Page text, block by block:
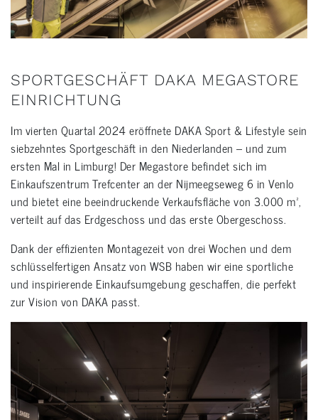
SPORTGESCHÄFT DAKA MEGASTORE
EINRICHTUNG
Im vierten Quartal 2024 eröffnete DAKA Sport & Lifestyle sein
siebzehntes Sportgeschäft in den Niederlanden – und zum
ersten Mal in Limburg! Der Megastore befindet sich im
Einkaufszentrum Trefcenter an der Nijmeegseweg 6 in Venlo
und bietet eine beeindruckende Verkaufsfläche von 3.000 m²,
verteilt auf das Erdgeschoss und das erste Obergeschoss.
Dank der effizienten Montagezeit von drei Wochen und dem
schlüsselfertigen Ansatz von WSB haben wir eine sportliche
und inspirierende Einkaufsumgebung geschaffen, die perfekt
zur Vision von DAKA passt.